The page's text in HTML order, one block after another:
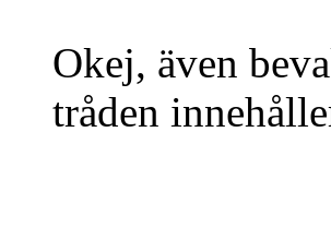
Okej, även
tråden